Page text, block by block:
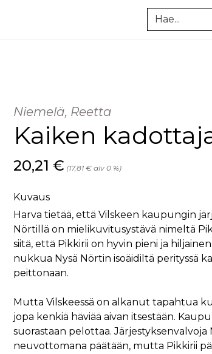
Niemelä, Reetta
Kaiken
Hinta nyt
20,21 € (17,81 € alv 0 %)
Kuvaus
Harva tietää, että Vilskeen kaupungin
Nörtillä on mielikuvitusystävä nimeltä
siitä, että Pikkirii on hyvin pieni ja
nukkua Nysä Nörtin isoäidiltä perityssä
peittonaan.
Mutta Vilskeessä on alkanut tapahtua
jopa kenkiä häviää aivan itsestään.
suorastaan pelottaa. Järjestyksenvalvoja
neuvottomana päätään, mutta Pikkirii